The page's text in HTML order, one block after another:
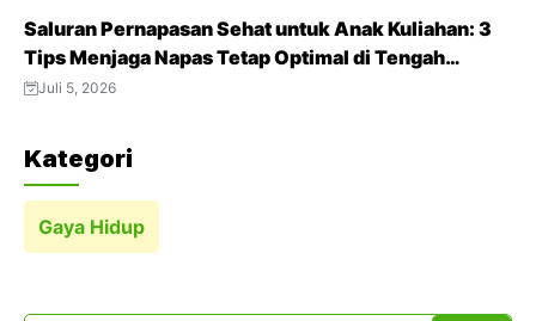
Saluran Pernapasan Sehat untuk Anak Kuliahan: 3
Tips Menjaga Napas Tetap Optimal di Tengah
Aktivitas Padat
Juli 5, 2026
Kategori
Gaya Hidup